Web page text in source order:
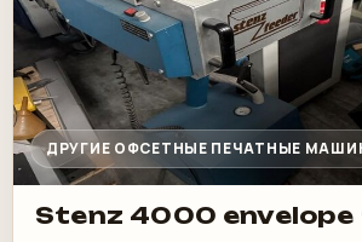
ДРУГИЕ ОФСЕТНЫЕ ПЕЧАТНЫЕ
Stenz 4000 envelope